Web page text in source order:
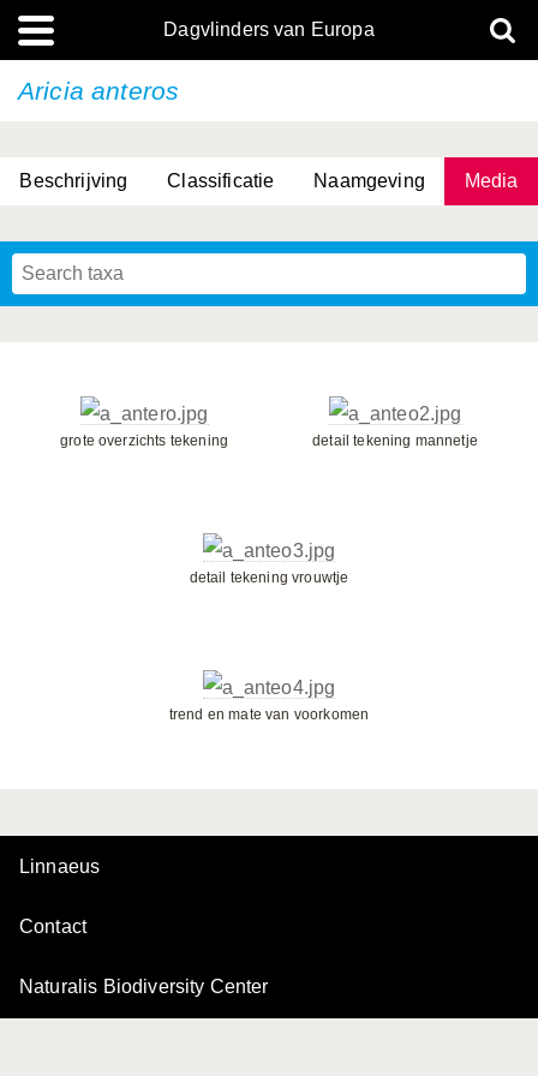
Dagvlinders van Europa
Aricia anteros
Beschrijving Classificatie Naamgeving Media
grote overzichts tekening detail tekening mannetje
detail tekening vrouwtje
trend en mate van voorkomen
Linnaeus
Contact
Naturalis Biodiversity Center